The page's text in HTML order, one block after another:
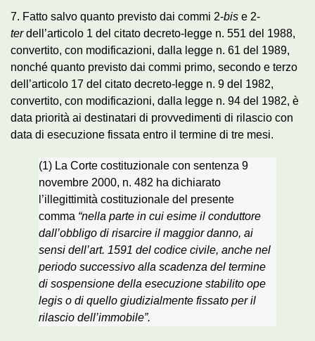
7. Fatto salvo quanto previsto dai commi 2-bis e 2-
terdell’articolo 1 del citato decreto-legge n. 551 del 1988,
convertito, con modificazioni, dalla legge n. 61 del 1989,
nonché quanto previsto dai commi primo, secondo e terzo
dell’articolo 17 del citato decreto-legge n. 9 del 1982,
convertito, con modificazioni, dalla legge n. 94 del 1982, è
data priorità ai destinatari di provvedimenti di rilascio con
data di esecuzione fissata entro il termine di tre mesi.
(1) La Corte costituzionale con sentenza 9
novembre 2000, n. 482 ha dichiarato
l’illegittimità costituzionale del presente
comma “nella parte in cui esime il conduttore
dall’obbligo di risarcire il maggior danno, ai
sensi dell’art. 1591 del codice civile, anche nel
periodo successivo alla scadenza del termine
di sospensione della esecuzione stabilito ope
legis o di quello giudizialmente fissato per il
rilascio dell’immobile”.